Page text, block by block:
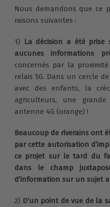
Nous demandons que ce
raisons suivantes :
1) La décision a été prise
aucunes informations
concernés par la
relais 5G. Dans un cercle
avec des enfants, la
agriculteurs, une
antenne 4G (orange) !
Beaucoup de riverains ont
par cette autorisation
ce projet sur le tard du
dans le champ
d’information sur un sujet
2) D’un point de vue de la